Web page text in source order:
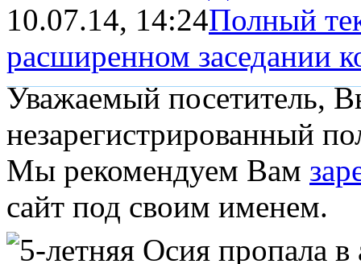
10.07.14, 14:24Полный
расширенном заседании
Уважаемый посетитель,
незарегистрированный
Мы рекомендуем Вам
сайт под своим именем.